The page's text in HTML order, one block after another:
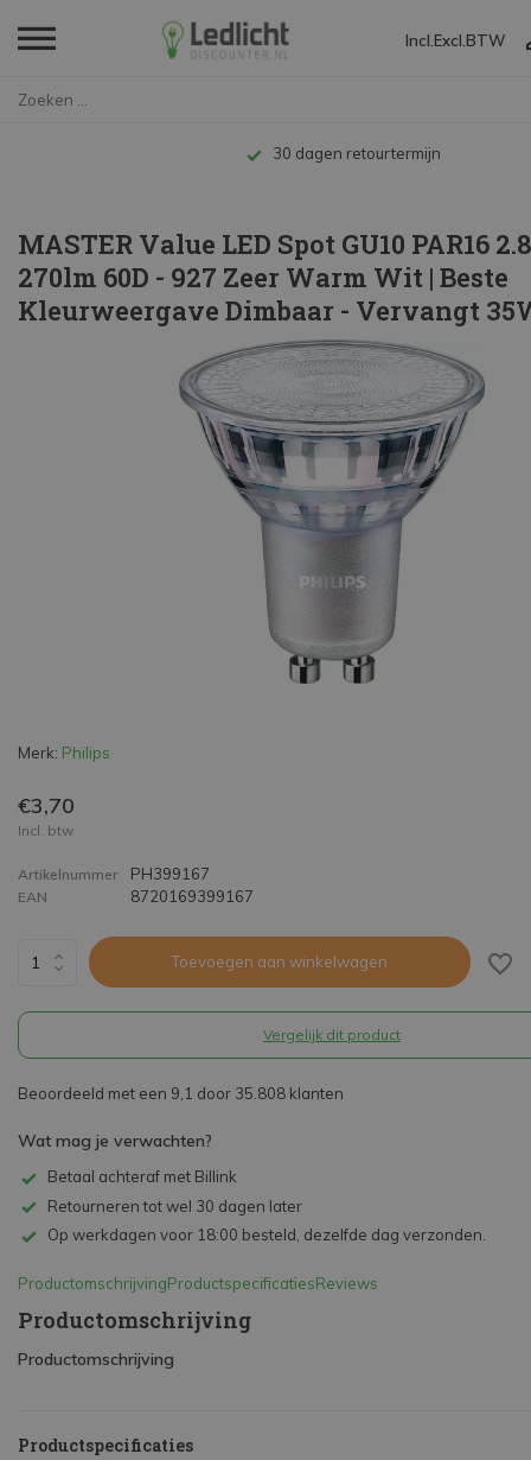
Incl. Excl. BTW
Tot 10 jaar garantie
MASTER Value LED Spot GU10 PAR16
270lm 60D - 927 Zeer Warm Wit | Beste
Kleurweergave Dimbaar - Vervangt
Merk: Philips
€3,70
Incl. btw
Artikelnummer PH399167
EAN 8720169399167
Toevoegen aan winkelwagen
Vergelijk dit product
Beoordeeld met een 9,1 door 35.808 klanten
Wat mag je verwachten?
Betaal achteraf met Billink
Retourneren tot wel 30 dagen later
Op werkdagen voor 18:00 besteld, dezelfde dag verzonden.
ProductomschrijvingProductspecificatiesReviews
Productomschrijving
Productomschrijving
Productspecificaties